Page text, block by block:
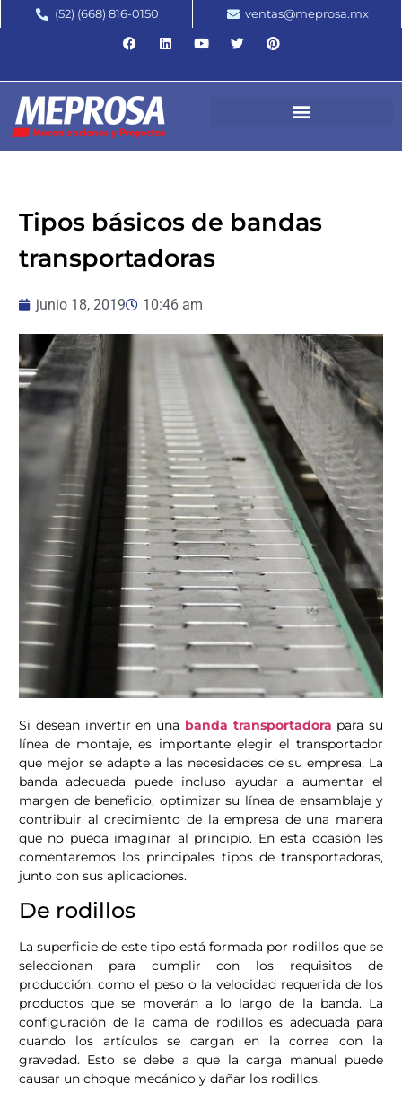
(52) (668) 816-0150 ventas@meprosa.mx
Tipos básicos de bandas
transportadoras
junio 18, 2019 10:46 am
Si desean invertir en una banda transportadora para su
línea de montaje, es importante elegir el transportador
que mejor se adapte a las necesidades de su empresa. La
banda adecuada puede incluso ayudar a aumentar el
margen de beneficio, optimizar su línea de ensamblaje y
contribuir al crecimiento de la empresa de una manera
que no pueda imaginar al principio. En esta ocasión les
comentaremos los principales tipos de transportadoras,
junto con sus aplicaciones.
De rodillos
La superficie de este tipo está formada por rodillos que se
seleccionan para cumplir con los requisitos de
producción, como el peso o la velocidad requerida de los
productos que se moverán a lo largo de la banda. La
configuración de la cama de rodillos es adecuada para
cuando los artículos se cargan en la correa con la
gravedad. Esto se debe a que la carga manual puede
causar un choque mecánico y dañar los rodillos.